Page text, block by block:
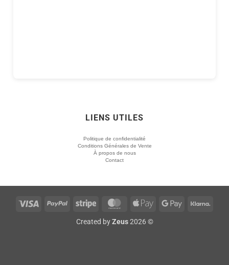
LIENS UTILES
Politique de confidentialité
Conditions Générales de Vente
À propos de nous
Contact
Visa PayPal Stripe MasterCardApple
Google
Created byZeus2026 ©